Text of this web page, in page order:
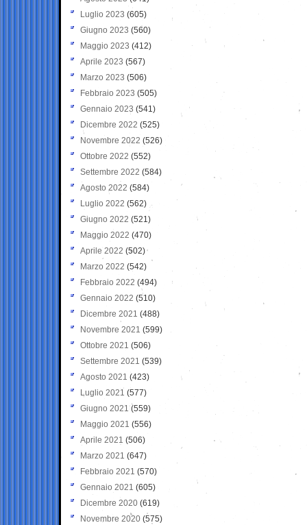
Luglio 2023 (605)
Giugno 2023 (560)
Maggio 2023 (412)
Aprile 2023 (567)
Marzo 2023 (506)
Febbraio 2023 (505)
Gennaio 2023 (541)
Dicembre 2022 (525)
Novembre 2022 (526)
Ottobre 2022 (552)
Settembre 2022 (584)
Agosto 2022 (584)
Luglio 2022 (562)
Giugno 2022 (521)
Maggio 2022 (470)
Aprile 2022 (502)
Marzo 2022 (542)
Febbraio 2022 (494)
Gennaio 2022 (510)
Dicembre 2021 (488)
Novembre 2021 (599)
Ottobre 2021 (506)
Settembre 2021 (539)
Agosto 2021 (423)
Luglio 2021 (577)
Giugno 2021(559)
Maggio 2021 (556)
Aprile 2021 (506)
Marzo 2021 (647)
Febbraio 2021 (570)
Gennaio 2021 (605)
Dicembre 2020 (619)
Novembre 2020 (575)